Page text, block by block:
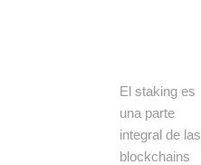
El staking es
una parte
integral de las
blockchains